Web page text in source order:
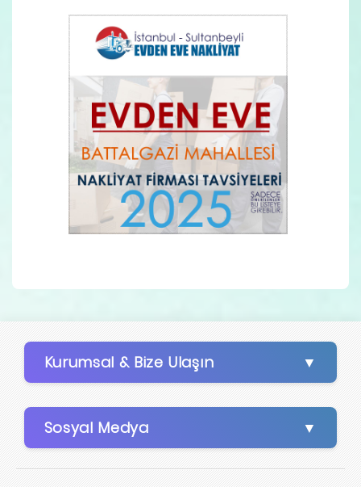
Kurumsal & Bize Ulaşın
Sosyal Medya